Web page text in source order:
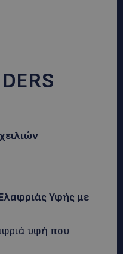
Υφής με
υφή που